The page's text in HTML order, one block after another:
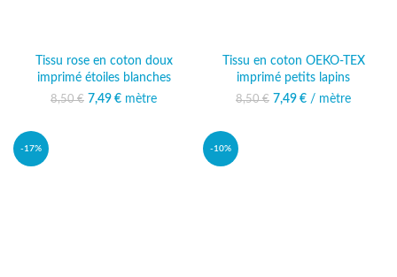
Tissu rose en coton doux
imprimé étoiles blanches
8,50€ Le prix initial était :
7,49 € Le prix actuel
mètre
Tissu en coton OEKO-TEX
imprimé petits lapins
8,50€
Le prix initial était :
7,49 € Le prix actuel
/ mètre
-17% -10%